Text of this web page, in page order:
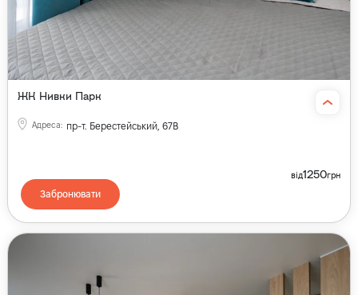
ЖК Нивки Парк
Адреса: пр-т. Берестейський, 67В
від1250грн
Забронювати